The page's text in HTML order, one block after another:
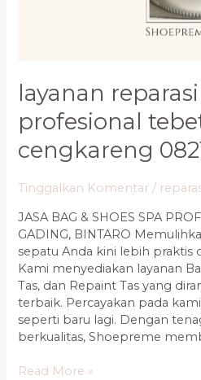
layanan
profesional
cengkareng
Tinggalkan Komentar /
JASA BAG & SHOES SPA
GADING, BINTARO
sepatu Anda kini lebih praktis
Kami menyediakan layanan
Tas, dan Repaint Tas yang
terbaik. Percayakan pada
seperti baru lagi. Dengan
berkualitas, Shoepreme
Read More »